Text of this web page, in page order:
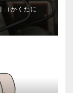
（かくたに